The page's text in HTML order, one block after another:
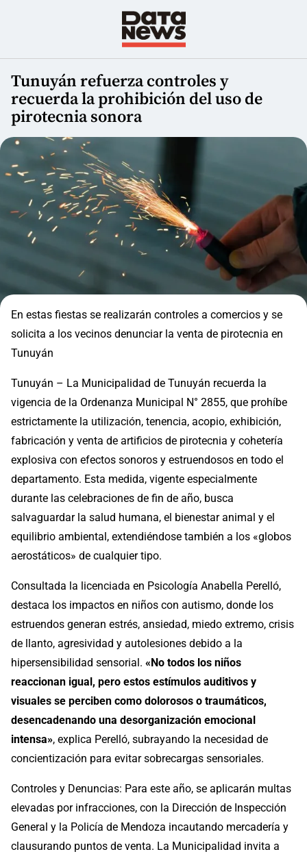
Tunuyán refuerza controles y
recuerda la prohibición del uso de
pirotecnia sonora
En estas fiestas se realizarán controles a comercios y se
solicita a los vecinos denunciar la venta de pirotecnia en
Tunuyán
Tunuyán – La Municipalidad de Tunuyán recuerda la
vigencia de la Ordenanza Municipal N° 2855, que prohíbe
estrictamente la utilización, tenencia, acopio, exhibición,
fabricación y venta de artificios de pirotecnia y cohetería
explosiva con efectos sonoros y estruendosos en todo el
departamento. Esta medida, vigente especialmente
durante las celebraciones de fin de año, busca
salvaguardar la salud humana, el bienestar animal y el
equilibrio ambiental, extendiéndose también a los «globos
aerostáticos» de cualquier tipo.
Consultada la licenciada en Psicología Anabella Perelló,
destaca los impactos en niños con autismo, donde los
estruendos generan estrés, ansiedad, miedo extremo, crisis
de llanto, agresividad y autolesiones debido a la
hipersensibilidad sensorial. «No todos los niños
reaccionan igual, pero estos estímulos auditivos y
visuales se perciben como dolorosos o traumáticos,
desencadenando una desorganización emocional
intensa», explica Perelló, subrayando la necesidad de
concientización para evitar sobrecargas sensoriales.
Controles y Denuncias: Para este año, se aplicarán multas
elevadas por infracciones, con la Dirección de Inspección
General y la Policía de Mendoza incautando mercadería y
clausurando puntos de venta. La Municipalidad invita a